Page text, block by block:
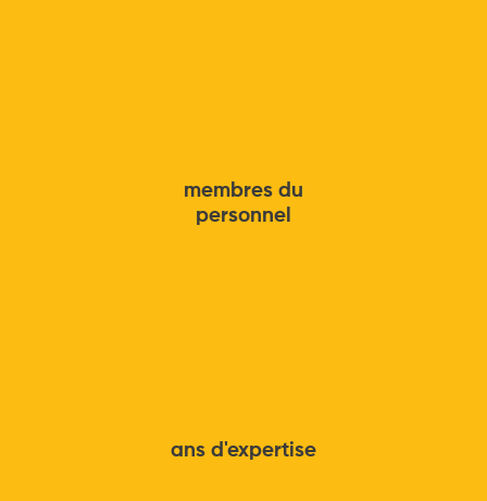
membres du
personnel
ans d'expertise